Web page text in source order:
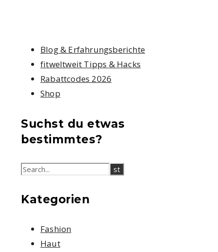
Blog & Erfahrungsberichte
fitweltweit Tipps & Hacks
Rabattcodes 2026
Shop
Suchst du etwas
bestimmtes?
Kategorien
Fashion
Haut